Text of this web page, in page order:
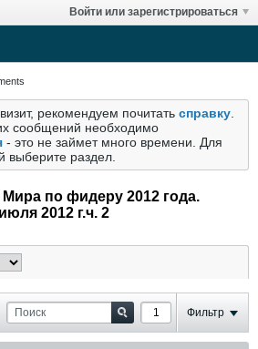
Войти или зарегистрироваться
рекомендуем почитать справку
сообщений необходимо
- это не займет много времени. Для
выберите раздел.
по фидеру 2012 года.
2012 г.ч. 2
Фильтр